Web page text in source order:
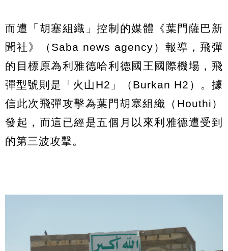
而遭「胡塞組織」控制的媒體《葉門薩巴新
聞社》（Saba news agency）報導，飛彈
的目標原為利雅德哈利德國王國際機場，飛
彈型號則是「火山H2」（Burkan H2）。據
信此次飛彈攻擊為葉門胡塞組織（Houthi）
發起，而這已經是五個月以來利雅德遭受到
的第三波攻擊。